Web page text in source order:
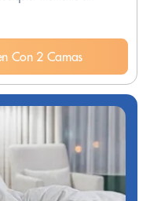
Con 2 Camas